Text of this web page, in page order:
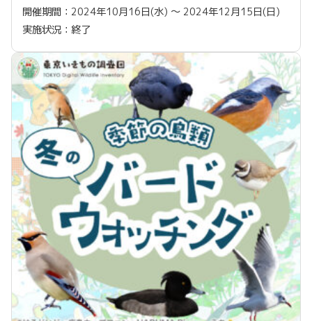
開催期間：2024年10月16日(水) 〜 2024年12月15日(日)
実施状況：終了